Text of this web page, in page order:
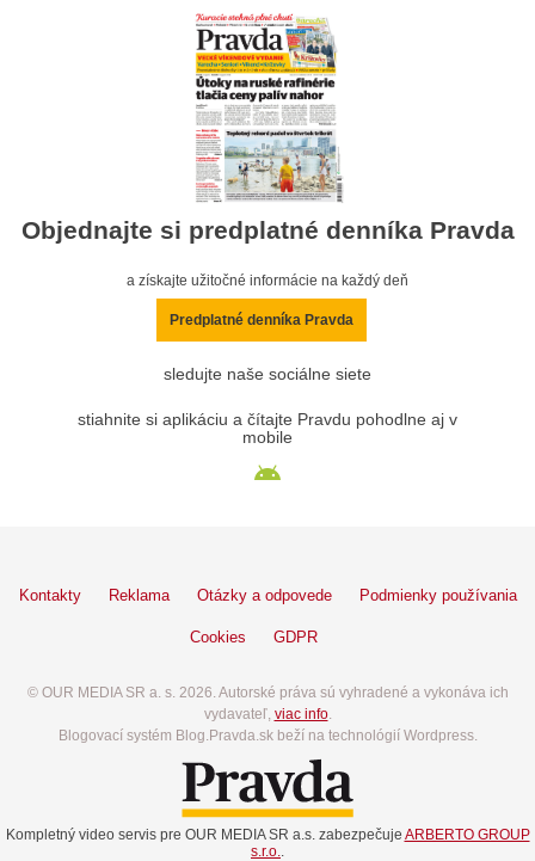
Objednajte si predplatné denníka Pravda
a získajte užitočné informácie na každý deň
Predplatné denníka Pravda
sledujte naše sociálne siete
stiahnite si aplikáciu a čítajte Pravdu pohodlne aj v
mobile
Kontakty Reklama Otázky a odpovede Podmienky používania
Cookies GDPR
© OUR MEDIA SR a. s. 2026. Autorské práva sú vyhradené a vykonáva ich
vydavateľ, viac info.
Blogovací systém Blog.Pravda.sk beží na technológií Wordpress.
Kompletný video servis pre OUR MEDIA SR a.s. zabezpečuje ARBERTO GROUP
s.r.o.